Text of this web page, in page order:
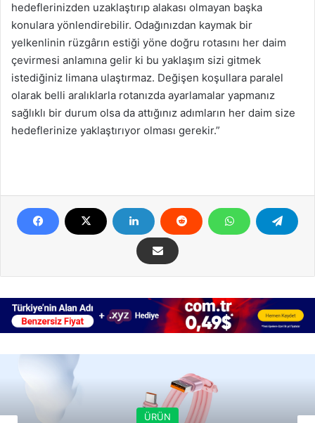
hedeflerinizden uzaklaştırıp alakası olmayan başka
konulara yönlendirebilir. Odağınızdan kaymak bir
yelkenlinin rüzgârın estiği yöne doğru rotasını her daim
çevirmesi anlamına gelir ki bu yaklaşım sizi gitmek
istediğiniz limana ulaştırmaz. Değişen koşullara paralel
olarak belli aralıklarla rotanızda ayarlamalar yapmanız
sağlıklı bir durum olsa da attığınız adımların her daim size
hedeflerinize yaklaştırıyor olması gerekir.”
ÜRÜN